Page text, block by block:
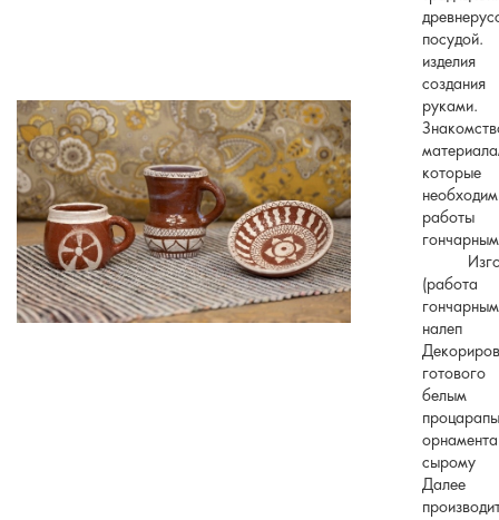
руками.
которые
налеп
белым
сырому
Далее